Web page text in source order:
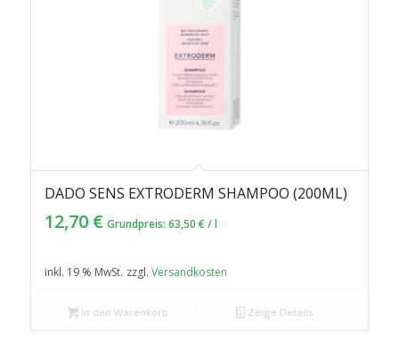
DADO SENS EXTRODERM SHAMPOO (200ML)
12,70 € Grundpreis: 63,50 € /l
inkl. 19 % MwSt. zzgl. Versandkosten
In den Warenkorb Zeige Details